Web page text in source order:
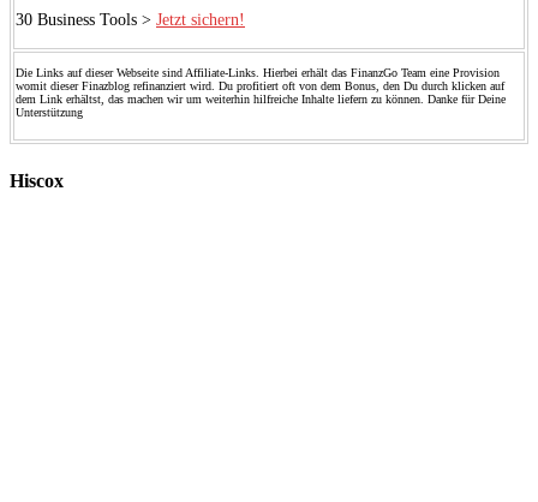
30 Business Tools > Jetzt sichern!
Die Links auf dieser Webseite sind Affiliate-Links. Hierbei erhält das FinanzGo Team eine Provision
womit dieser Finazblog refinanziert wird. Du profitiert oft von dem Bonus, den Du durch klicken auf
dem Link erhältst, das machen wir um weiterhin hilfreiche Inhalte liefern zu können. Danke für Deine
Unterstützung
Hiscox